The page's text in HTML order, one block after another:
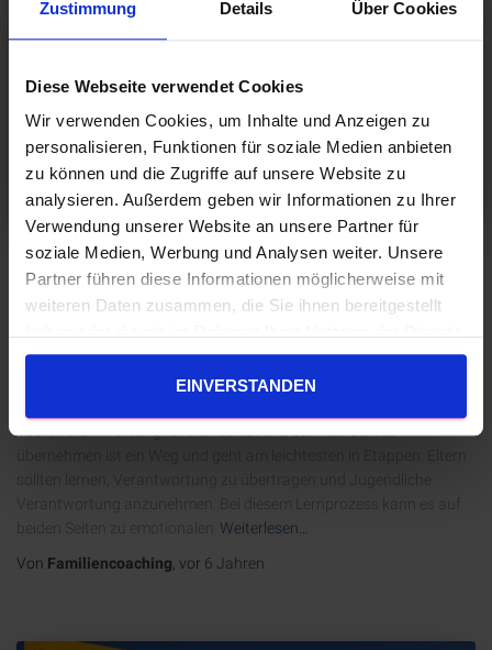
Zustimmung Details Über Cookies
Diese Webseite verwendet Cookies
Wir verwenden Cookies, um Inhalte und Anzeigen zu
personalisieren, Funktionen für soziale Medien anbieten
zu können und die Zugriffe auf unsere Website zu
analysieren. Außerdem geben wir Informationen zu Ihrer
Verwendung unserer Website an unsere Partner für
soziale Medien, Werbung und Analysen weiter. Unsere
Partner führen diese Informationen möglicherweise mit
weiteren Daten zusammen, die Sie ihnen bereitgestellt
gesammelt haben.
EINVERSTANDEN
Eltern dürfen Fehler machen und
geben ihr Bestes.
Eltern dürfen Fehler machen und geben ihr Bestes.
100% Verantwortung für sich selbst und sein handeln zu
Weiterlesen…
Von Familiencoaching , vor 6 Jahren